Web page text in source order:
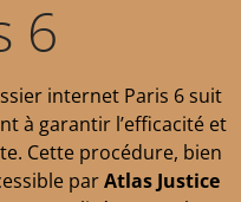
6
internet Paris 6 suit
à garantir l’efficacité et
Cette procédure, bien
parAtlas Justice